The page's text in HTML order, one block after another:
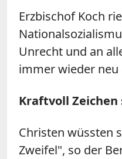
Erzbischof Koch
Unrecht und an
immer wieder neu
Kraftvoll Zeichen
Christen wüssten
Zweifel", so der